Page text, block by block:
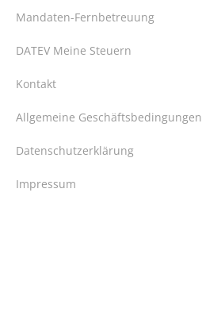
Mandaten-Fernbetreuung
DATEV Meine Steuern
Kontakt
Allgemeine Geschäftsbedingungen
Datenschutzerklärung
Impressum